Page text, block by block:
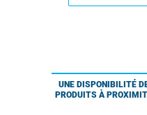
UNE DISPONIBILITÉ
PRODUITS À